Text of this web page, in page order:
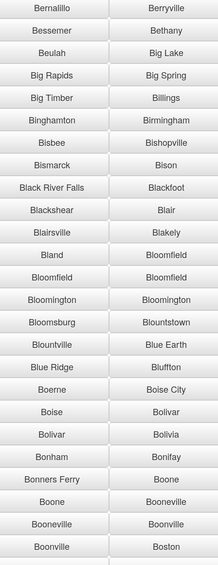
Bernalillo
Berryville
Bessemer
Bethany
Beulah
Big Lake
Big Rapids
Big Spring
Big Timber
Billings
Binghamton
Birmingham
Bisbee
Bishopville
Bismarck
Bison
Black River Falls
Blackfoot
Blackshear
Blair
Blairsville
Blakely
Bland
Bloomfield
Bloomfield
Bloomfield
Bloomington
Bloomington
Bloomsburg
Blountstown
Blountville
Blue Earth
Blue Ridge
Bluffton
Boerne
Boise City
Boise
Bolivar
Bolivar
Bolivia
Bonham
Bonifay
Bonners Ferry
Boone
Boone
Booneville
Booneville
Boonville
Boonville
Boston